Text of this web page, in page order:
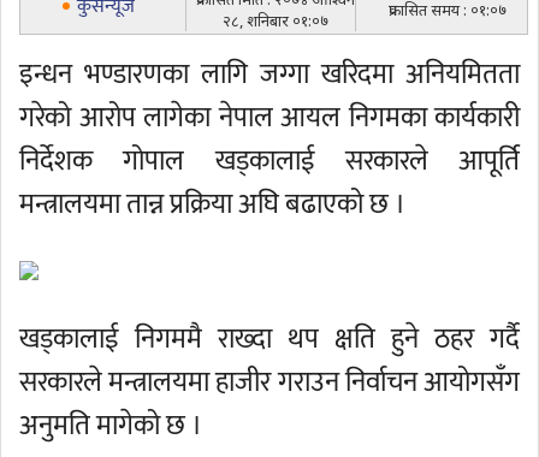
कुसेन्यूज
२८, शनिबार ०१:०७
प्रकासित समय : ०१:०७
इन्धन भण्डारणका लागि जग्गा खरिदमा अनियमितता
गरेको आरोप लागेका नेपाल आयल निगमका कार्यकारी
निर्देशक गोपाल खड्कालाई सरकारले आपूर्ति
मन्त्रालयमा तान्न प्रक्रिया अघि बढाएको छ ।
खड्कालाई निगममै राख्दा थप क्षति हुने ठहर गर्दै
सरकारले मन्त्रालयमा हाजीर गराउन निर्वाचन आयोगसँग
अनुमति मागेको छ ।